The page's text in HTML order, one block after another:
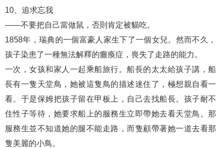
10、追求忘我
——不要把自己當做鼠，否則肯定被貓吃。
1858年，瑞典的一個富豪人家生下了一個女兒。然而不久，
孩子染患了一種無法解釋的癱瘓症，喪失了走路的能力。
一次，女孩和家人一起乘船旅行。船長的太太給孩子講，船
長有一隻天堂鳥，她被這隻鳥的描述迷住了，極想親自看一
看。于是保姆把孩子留在甲板上，自己去找船長。孩子耐不
住性子等待，她要求船上的服務生立即帶她去看天堂鳥。那
服務生並不知道她的腿不能走路，而隻顧帶著她一道去看那
隻美麗的小鳥。